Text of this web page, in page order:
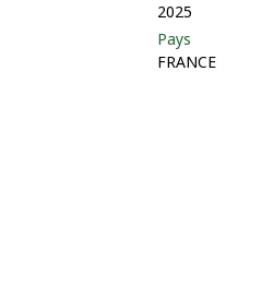
2025
Pays
FRANCE